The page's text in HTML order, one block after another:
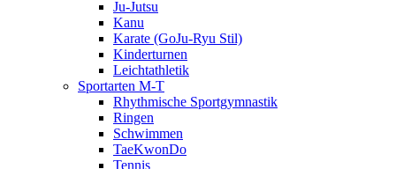
Ju-Jutsu
Kanu
Karate (GoJu-Ryu Stil)
Kinderturnen
Leichtathletik
Sportarten M-T
Rhythmische Sportgymnastik
Ringen
Schwimmen
TaeKwonDo
Tennis